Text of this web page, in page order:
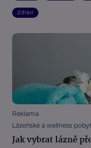
Zdraví
Reklama
Lázeňské a wellness
Jak vybrat lázně